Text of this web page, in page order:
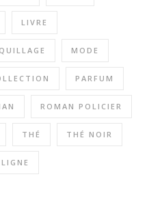
LIVRE
MODE
PARFUM
ROMAN POLICIER
THÉ THÉ NOIR